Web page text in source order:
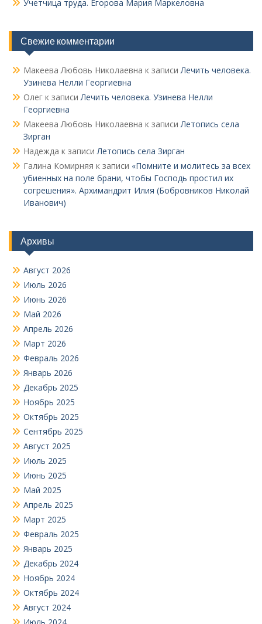
Учетчица труда. Его­рова Мария Маркеловна
Свежие комментарии
Макеева Любовь Николаевна к записиЛечить человека.
Узинева Нелли Георгиевна
Олег к записиЛечить человека. Узинева Нелли
Георгиевна
Макеева Любовь Николаевна к записиЛетопись села
Зирган
Надежда к записиЛетопись села Зирган
Галина Комирняя к записи «Помните и молитесь за всех
убиенных на поле брани, чтобы Господь простил их
согрешения». Архимандрит Илия (Бобровников Николай
Иванович)
Архивы
Август 2026
Июль 2026
Июнь 2026
Май 2026
Апрель 2026
Март 2026
Февраль 2026
Январь 2026
Декабрь 2025
Ноябрь 2025
Октябрь 2025
Сентябрь 2025
Август 2025
Июль 2025
Июнь 2025
Май 2025
Апрель 2025
Март 2025
Февраль 2025
Январь 2025
Декабрь 2024
Ноябрь 2024
Октябрь 2024
Август 2024